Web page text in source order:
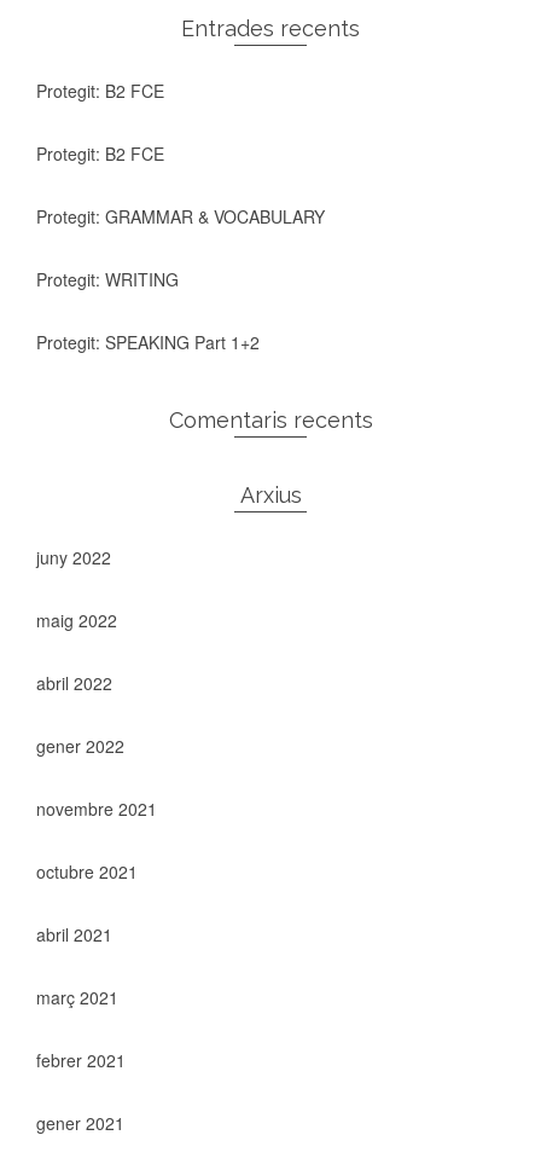
Entrades recents
Protegit: B2 FCE
Protegit: B2 FCE
Protegit: GRAMMAR & VOCABULARY
Protegit: WRITING
Protegit: SPEAKING Part 1+2
Comentaris recents
Arxius
juny 2022
maig 2022
abril 2022
gener 2022
novembre 2021
octubre 2021
abril 2021
març 2021
febrer 2021
gener 2021